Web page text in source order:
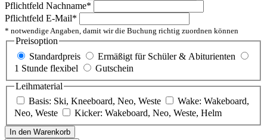
Pflichtfeld Nachname*
Pflichtfeld E-Mail*
* notwendige Angaben, damit wir die Buchung richtig zuordnen können
Preisoption
Standardpreis
Ermäßigt für Schüler & Abiturienten
1 Stunde flexibel
Gutschein
Leihmaterial
Basis: Ski, Kneeboard, Neo, Weste
Wake: Wakeboard,
Neo, Weste
Kicker: Wakeboard, Neo, Weste, Helm